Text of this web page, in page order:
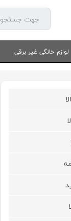
لوازم خانگی غیر برقی